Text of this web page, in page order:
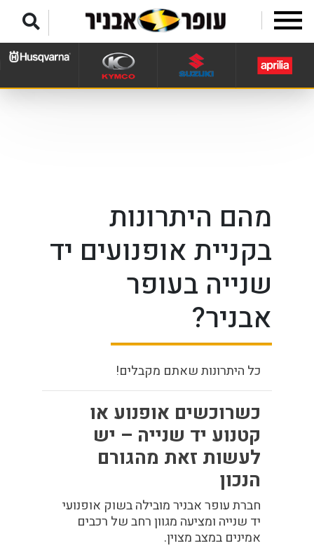
מהם היתרונות
בקניית אופנועים יד
שנייה בעופר
אבניר?
כל היתרונות שאתם מקבלים!
כשרוכשים אופנוע או
קטנוע יד שנייה – יש
לעשות זאת מהגורם
הנכון
חברת עופר אבניר מובילה בשוק אופנועי
יד שנייה ומציעה מגוון רחב של רכבים
אמינים במצב מצוין.